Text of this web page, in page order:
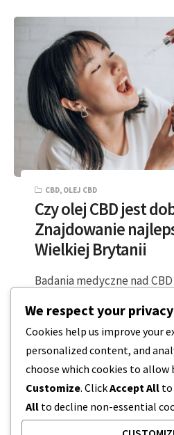
CBD, OLEJ CBD
Czy olej CBD jest
Znajdowanie
Wielkiej Brytanii
Badania medyczne nad
korzyści w zakresie bólu,
4 MINUTY CZYTANIA 2023-12-
We respect your privacy
Cookies help us improve your
personalized content, and
choose which cookies to allow
Customize. ClickAccept All to
All to decline non-essential